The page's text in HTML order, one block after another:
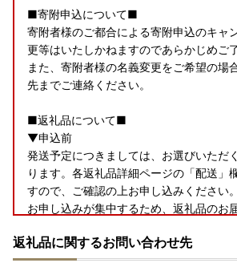
■寄附申込について■
寄附者様のご都合による寄附申込のキャ
更等はいたしかねますのであらかじめご
また、寄附者様の名義変更をご希望の場
先までご連絡ください。
■返礼品について■
▼申込前
発送予定につきましては、お選びいただ
ります。各返礼品詳細ページの「配送」
すので、ご確認の上お申し込みください
お申し込みが集中するため、返礼品のお
すようお願いいたします。
また、返礼品をお受け取りいただけない
返礼品に関するお問い合わせ先